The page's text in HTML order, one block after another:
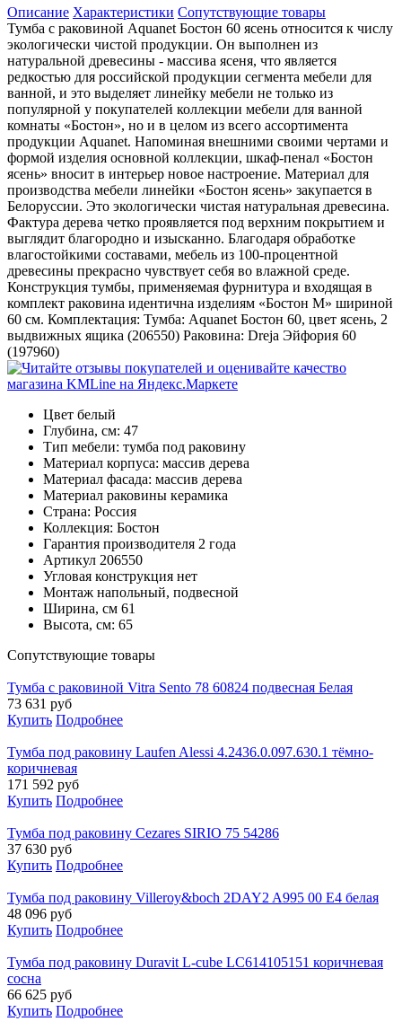
Описание Характеристики Cопутствующие товары
Тумба с раковиной Aquanet Бостон 60 ясень относится к числу
экологически чистой продукции. Он выполнен из
натуральной древесины - массива ясеня, что является
редкостью для российской продукции сегмента мебели для
ванной, и это выделяет линейку мебели не только из
популярной у покупателей коллекции мебели для ванной
комнаты «Бостон», но и в целом из всего ассортимента
продукции Aquanet. Напоминая внешними своими чертами и
формой изделия основной коллекции, шкаф-пенал «Бостон
ясень» вносит в интерьер новое настроение. Материал для
производства мебели линейки «Бостон ясень» закупается в
Белоруссии. Это экологически чистая натуральная древесина.
Фактура дерева четко проявляется под верхним покрытием и
выглядит благородно и изысканно. Благодаря обработке
влагостойкими составами, мебель из 100-процентной
древесины прекрасно чувствует себя во влажной среде.
Конструкция тумбы, применяемая фурнитура и входящая в
комплект раковина идентична изделиям «Бостон М» шириной
60 см. Комплектация: Тумба: Aquanet Бостон 60, цвет ясень, 2
выдвижных ящика (206550) Раковина: Dreja Эйфория 60
(197960)
Цвет белый
Глубина, см: 47
Тип мебели: тумба под раковину
Материал корпуса: массив дерева
Материал фасада: массив дерева
Материал раковины керамика
Страна: Россия
Коллекция: Бостон
Гарантия производителя 2 года
Артикул 206550
Угловая конструкция нет
Монтаж напольный, подвесной
Ширина, см 61
Высота, см: 65
Cопутствующие товары
Тумба с раковиной Vitra Sento 78 60824 подвесная Белая
73 631 руб
Купить Подробнее
Тумба под раковину Laufen Alessi 4.2436.0.097.630.1 тёмно-
коричневая
171 592 руб
Купить Подробнее
Тумба под раковину Cezares SIRIO 75 54286
37 630 руб
Купить Подробнее
Тумба под раковину Villeroy&boch 2DAY2 A995 00 E4 белая
48 096 руб
Купить Подробнее
Тумба под раковину Duravit L-cube LC614105151 коричневая
сосна
66 625 руб
Купить Подробнее